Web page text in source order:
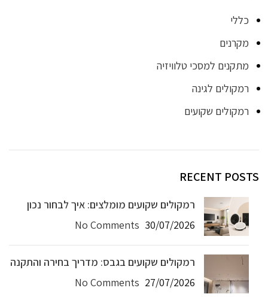
כללי
מקרנים
מתקנים למסכי טלוויזיה
רמקולים לגינה
רמקולים שקועים
RECENT POSTS
רמקולים שקועים מומלצים: איך לבחור נכון
30/07/2026
No Comments
רמקולים שקועים בגבס: מדריך בחירה והתקנה
27/07/2026
No Comments